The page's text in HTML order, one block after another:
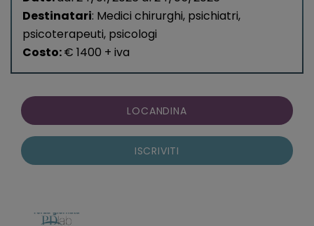
Destinatari: Medici chirurghi, psichiatri,
psicoterapeuti, psicologi
Costo:€ 1400 + iva
LOCANDINA
ISCRIVITI